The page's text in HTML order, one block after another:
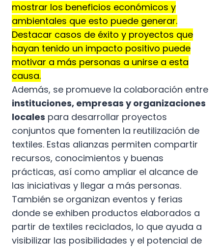
mostrar los beneficios económicos y
ambientales que esto puede generar.
Destacar casos de éxito y proyectos que
hayan tenido un impacto positivo puede
motivar a más personas a unirse a esta
causa.
Además, se promueve la colaboración entre
instituciones, empresas y organizaciones
locales para desarrollar proyectos
conjuntos que fomenten la reutilización de
textiles. Estas alianzas permiten compartir
recursos, conocimientos y buenas
prácticas, así como ampliar el alcance de
las iniciativas y llegar a más personas.
También se organizan eventos y ferias
donde se exhiben productos elaborados a
partir de textiles reciclados, lo que ayuda a
visibilizar las posibilidades y el potencial de